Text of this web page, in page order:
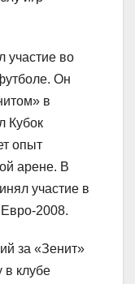
участие во
Он
в
Кубок
опыт
арене. В
участие в
2008.
за «Зенит»
клубе